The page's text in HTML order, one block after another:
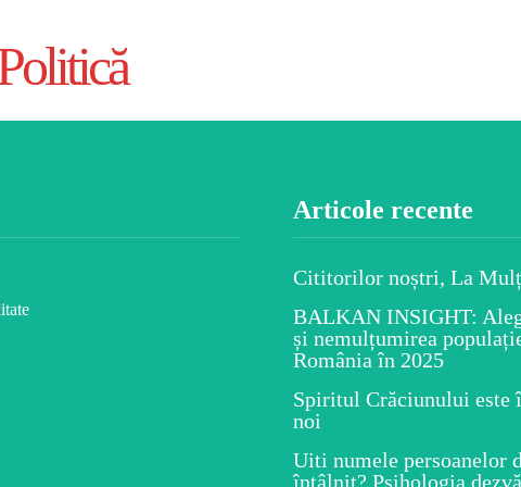
Articole recente
Cititorilor noștri, La
BALKAN INSIGHT:
și nemulțumirea
România în 2025
Spiritul Crăciunului este
noi
Uiti numele persoanelor
întâlnit? Psihologia